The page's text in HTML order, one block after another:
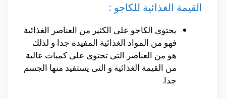
القيمة الغذائية للكاجو :
يحتوى الكاجو على الكثير من العناصر الغذائية
فهو من المواد الغذائية المفيدة جدا و لذلك
هو من العناصر التى تحتوى على كميات عالية
من القيمة الغذائية و التى يستفيد منها الجسم
جدا.